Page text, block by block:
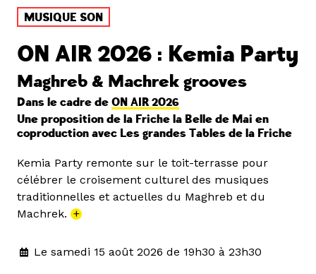
MUSIQUE SON
ON AIR 2026 : Kemia Party
Maghreb & Machrek grooves
Dans le cadre de ON AIR 2026
Une proposition de la Friche la Belle de Mai en
coproduction avec Les grandes Tables de la Friche
Kemia Party remonte sur le toit-terrasse pour
célébrer le croisement culturel des musiques
traditionnelles et actuelles du Maghreb et du
Machrek. +
Le samedi 15 août 2026 de 19h30 à 23h30